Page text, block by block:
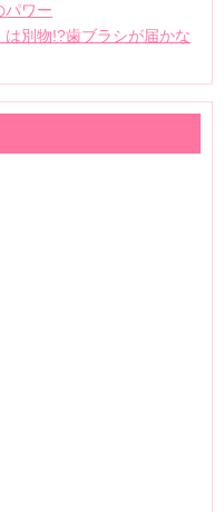
パワー
は別物!?歯ブラシが届かな